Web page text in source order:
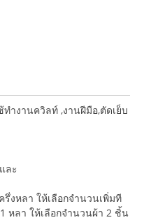
ำงานควิลท์ ,งานฝีมือ,ตัดเย็บ
ละ
งหลา ให้เลือกจำนวนเพิ่มที
หลา ให้เลือกจำนวนผ้า 2 ชิ้น